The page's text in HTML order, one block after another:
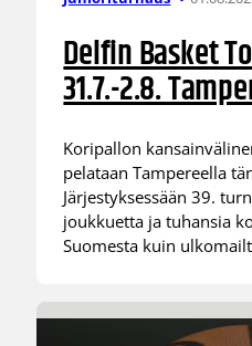
Delfin Basket
31.7.-2.8.
Koripallon
pelataan Tampereella
Järjestyksessään 39.
joukkuetta ja tuhansia
Suomesta kuin